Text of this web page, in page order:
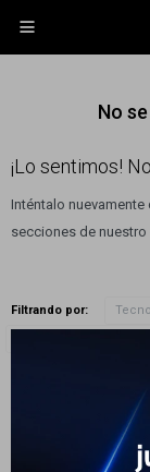

No
¡Lo sentimos!
Inténtalo
secciones de
Filtrando por: